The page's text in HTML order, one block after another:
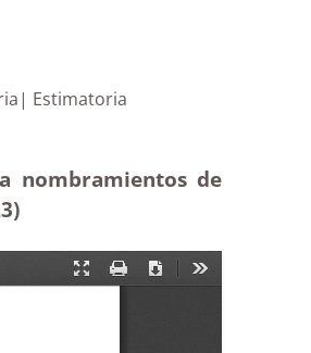
Canaria| Estimatoria
nombramientos de